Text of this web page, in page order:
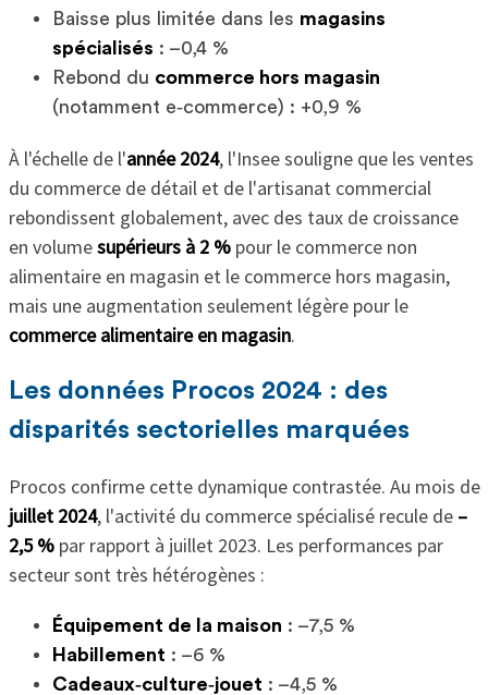
Baisse plus limitée dans les magasins
spécialisés : –0,4 %
Rebond du commerce hors magasin
(notamment e‑commerce) : +0,9 %
À l'échelle de l'année 2024, l'Insee souligne que les ventes
du commerce de détail et de l'artisanat commercial
rebondissent globalement, avec des taux de croissance
en volumesupérieurs à 2 %pour le commerce non
alimentaire en magasin et le commerce hors magasin,
mais une augmentation seulement légère pour le
commerce alimentaire en magasin.
Les données Procos 2024 : des
disparités sectorielles marquées
Procos confirme cette dynamique contrastée. Au mois de
juillet 2024, l'activité du commerce spécialisé recule de –
2,5 %par rapport à juillet 2023. Les performances par
secteur sont très hétérogènes :
Équipement de la maison : –7,5 %
Habillement : –6 %
Cadeaux‑culture‑jouet : –4,5 %